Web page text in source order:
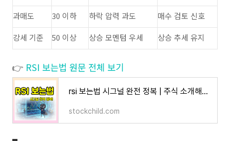
과매도
30 이하 하락 압력 과도
매수 검토 신호
강세 기준
50 이상 상승 모멘텀 우세 상승 추세 유지
👉 RSI 보는법 원문 전체 보기
rsi 보는법 시그널 완전 정복 | 주식 소개해주는 남자 주소남
stockchild.com